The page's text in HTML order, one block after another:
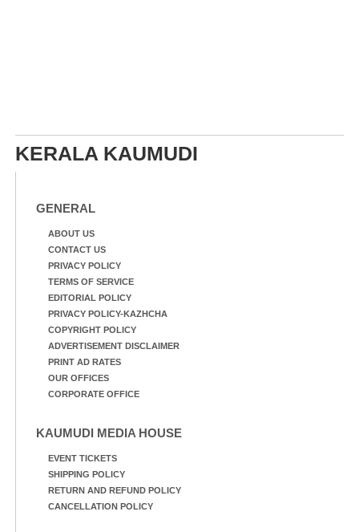
KERALA KAUMUDI
GENERAL
ABOUT US
CONTACT US
PRIVACY POLICY
TERMS OF SERVICE
EDITORIAL POLICY
PRIVACY POLICY-KAZHCHA
COPYRIGHT POLICY
ADVERTISEMENT DISCLAIMER
PRINT AD RATES
OUR OFFICES
CORPORATE OFFICE
KAUMUDI MEDIA HOUSE
EVENT TICKETS
SHIPPING POLICY
RETURN AND REFUND POLICY
CANCELLATION POLICY